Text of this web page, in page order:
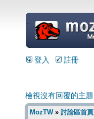
=
登入 註冊
檢視沒有回覆的主題
MozTW» 討論區首頁